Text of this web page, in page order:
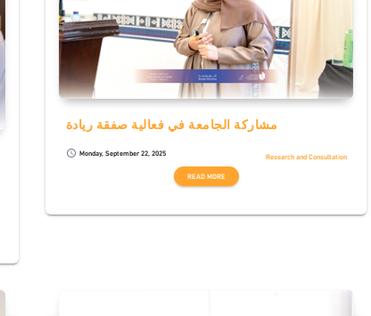
مشاركة الجامعة في فعالية صفقة ريادة
schedule Monday, September 22, 2025
Research and Consultation
READ MORE